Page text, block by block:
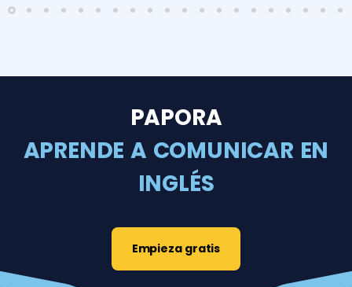
PAPORA
APRENDE A COMUNICAR EN
INGLÉS
Empieza gratis